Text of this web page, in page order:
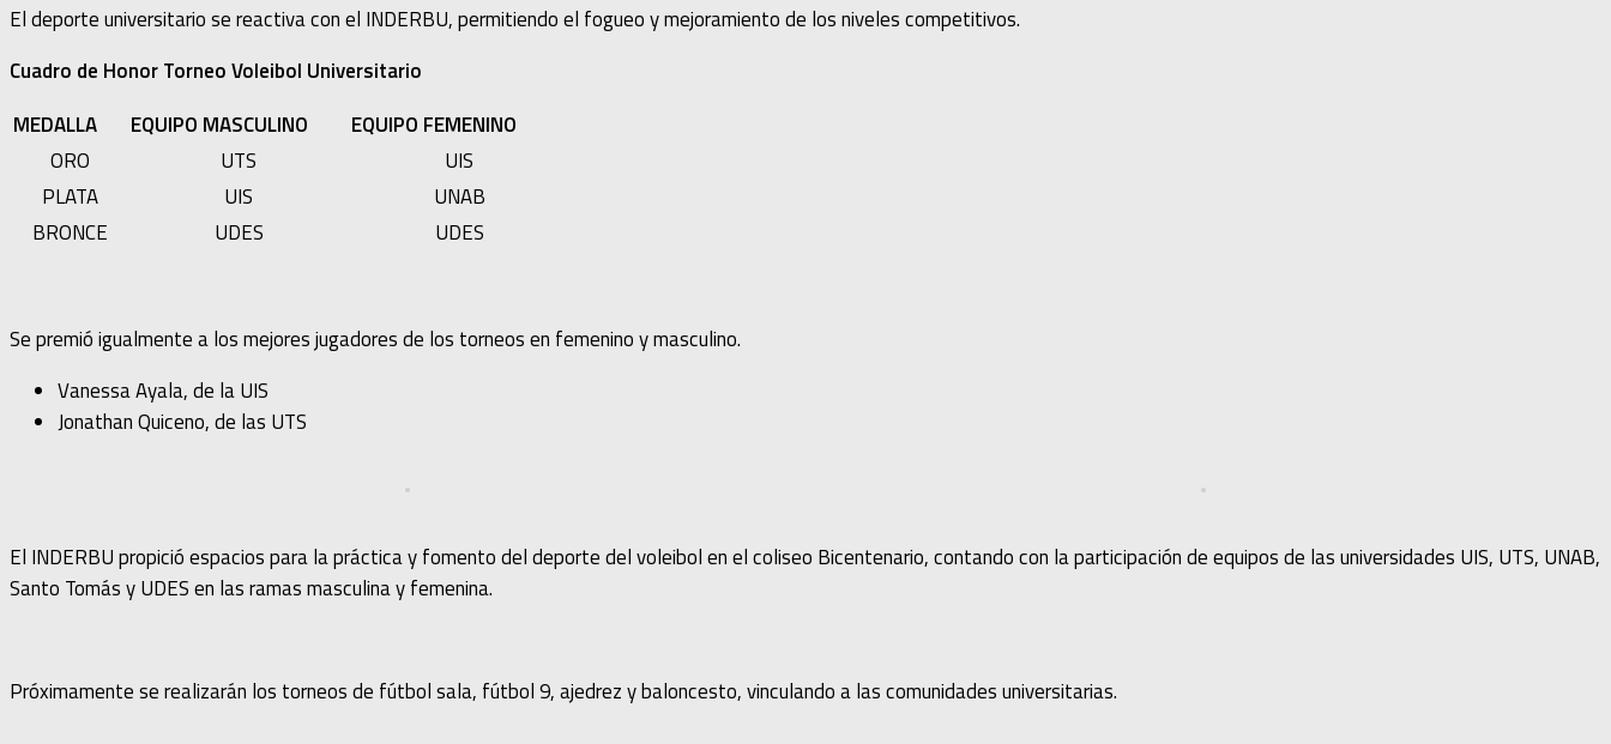
El deporte universitario se reactiva con el INDERBU, permitiendo el fogueo y mejoramiento de los niveles competitivos.
Cuadro de Honor Torneo Voleibol Universitario
MEDALLA
EQUIPO MASCULINO
EQUIPO FEMENINO
ORO
UTS
UIS
PLATA
UIS
UNAB
BRONCE
UDES UDES
Se premió igualmente a los mejores jugadores de los torneos en femenino y masculino.
Vanessa Ayala, de la UIS
Jonathan Quiceno, de las UTS
El INDERBU propició espacios para la práctica y fomento del deporte del voleibol en el coliseo Bicentenario, contando con la participación de equipos de las universidades UIS, UTS, UNAB,
Santo Tomás y UDES en las ramas masculina y femenina.
Próximamente se realizarán los torneos de fútbol sala, fútbol 9, ajedrez y baloncesto, vinculando a las comunidades universitarias.